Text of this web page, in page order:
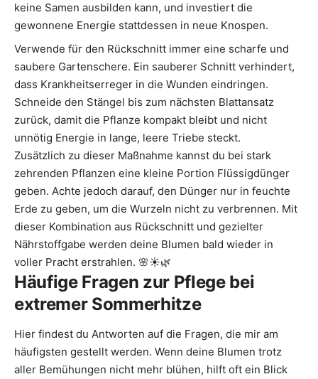
keine Samen ausbilden kann, und investiert die
gewonnene Energie stattdessen in neue Knospen.
Verwende für den Rückschnitt immer eine scharfe und
saubere Gartenschere. Ein sauberer Schnitt verhindert,
dass Krankheitserreger in die Wunden eindringen.
Schneide den Stängel bis zum nächsten Blattansatz
zurück, damit die Pflanze kompakt bleibt und nicht
unnötig Energie in lange, leere Triebe steckt.
Zusätzlich zu dieser Maßnahme kannst du bei stark
zehrenden Pflanzen eine kleine Portion Flüssigdünger
geben. Achte jedoch darauf, den Dünger nur in feuchte
Erde zu geben, um die Wurzeln nicht zu verbrennen. Mit
dieser Kombination aus Rückschnitt und gezielter
Nährstoffgabe werden deine Blumen bald wieder in
voller Pracht erstrahlen. 🌸☀️🌿
Häufige Fragen zur Pflege bei
extremer Sommerhitze
Hier findest du Antworten auf die Fragen, die mir am
häufigsten gestellt werden. Wenn deine Blumen trotz
aller Bemühungen nicht mehr blühen, hilft oft ein Blick